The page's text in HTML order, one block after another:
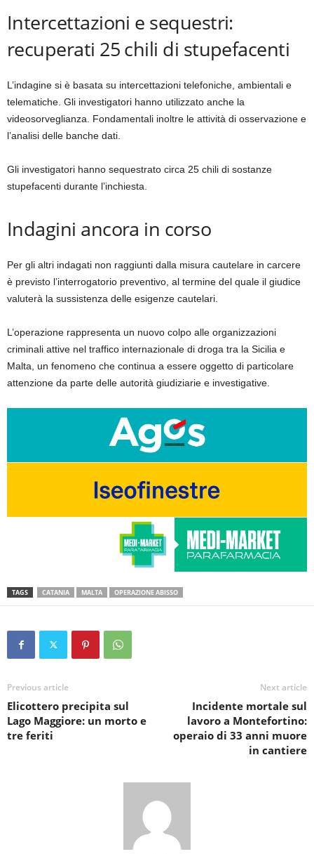
Intercettazioni e sequestri:
recuperati 25 chili di stupefacenti
L’indagine si è basata su intercettazioni telefoniche, ambientali e
telematiche. Gli investigatori hanno utilizzato anche la
videosorveglianza. Fondamentali inoltre le attività di osservazione e
l’analisi delle banche dati.
Gli investigatori hanno sequestrato circa 25 chili di sostanze
stupefacenti durante l’inchiesta.
Indagini ancora in corso
Per gli altri indagati non raggiunti dalla misura cautelare in carcere
è previsto l’interrogatorio preventivo, al termine del quale il giudice
valuterà la sussistenza delle esigenze cautelari.
L’operazione rappresenta un nuovo colpo alle organizzazioni
criminali attive nel traffico internazionale di droga tra la Sicilia e
Malta, un fenomeno che continua a essere oggetto di particolare
attenzione da parte delle autorità giudiziarie e investigative.
TAGS CATANIA MALTA OPERAZIONE ABISSO
Previous article
Elicottero precipita sul
Lago Maggiore: un morto e
tre feriti
Next article
Incidente mortale sul
lavoro a Montefortino:
operaio di 33 anni muore
in cantiere